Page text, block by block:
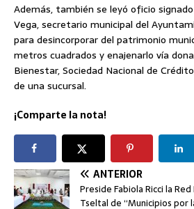
Además, también se leyó oficio
Vega, secretario municipal del
para desincorporar del patrimonio
metros cuadrados y enajenarlo vía
Bienestar, Sociedad Nacional de
de una sucursal.
¡Comparte la nota!
ANTERIOR
Preside Fabiola Ricci la
Tseltal de “Municipios por